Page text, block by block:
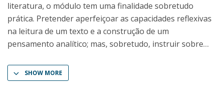
literatura, o módulo tem uma finalidade sobretudo
prática. Pretender aperfeiçoar as capacidades reflexivas
na leitura de um texto e a construção de um
pensamento analítico; mas, sobretudo, instruir sobre
SHOW MORE